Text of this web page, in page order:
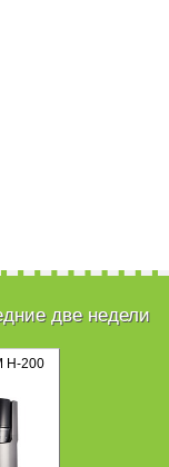
две недели
H-200